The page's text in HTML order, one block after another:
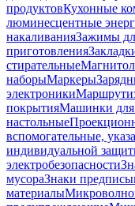
продуктовКухонные
люминесцентные
накаливанияЗажимы
приготовления
стирательные
наборыМаркеры
электроники
покрытияМашинки для
настольные
вспомогательные,
индивидуальной
электробезопасности
мусораЗнаки
материалы